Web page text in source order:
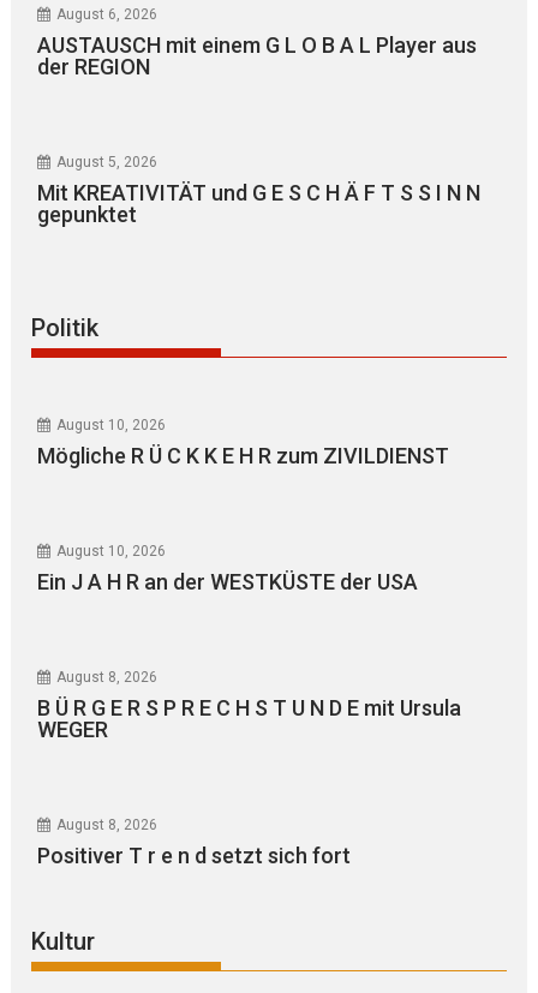
August 6, 2026
AUSTAUSCH mit einem G L O B A L Player aus
der REGION
August 5, 2026
Mit KREATIVITÄT und G E S C H Ä F T S S I N N
gepunktet
Politik
August 10, 2026
Mögliche R Ü C K K E H R zum ZIVILDIENST
August 10, 2026
Ein J A H R an der WESTKÜSTE der USA
August 8, 2026
B Ü R G E R S P R E C H S T U N D E mit Ursula
WEGER
August 8, 2026
Positiver T r e n d setzt sich fort
Kultur